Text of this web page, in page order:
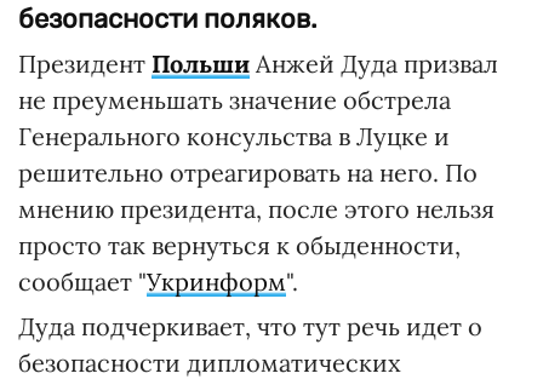
безопасности поляков.
Президент Польши Анжей Дуда призвал
не преуменьшать значение обстрела
Генерального консульства в Луцке и
решительно отреагировать на него. По
мнению президента, после этого нельзя
просто так вернуться к обыденности,
сообщает "Укринформ".
Дуда подчеркивает, что тут речь идет о
безопасности дипломатических